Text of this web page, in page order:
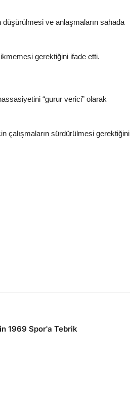
ve anlaşmaların sahada
gerektiğini ifade etti.
“gurur verici” olarak
çalışmaların sürdürülmesi gerektiğini
1969 Spor'a Tebrik